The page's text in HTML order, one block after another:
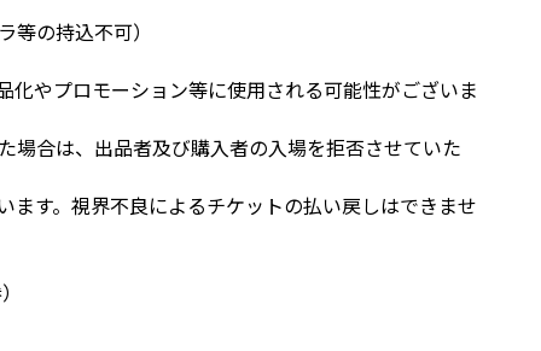
の持込不可）
やプロモーション等に使用される可能性がございま
合は、出品者及び購入者の入場を拒否させていた
す。視界不良によるチケットの払い戻しはできませ